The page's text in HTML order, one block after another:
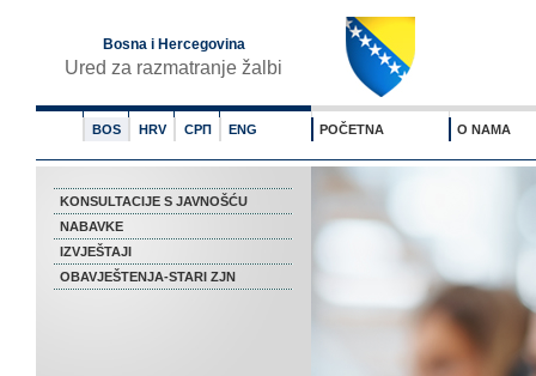
Bosna i Hercegovina
Ured za razmatranje žalbi
BOS HRV СРП ENG POČETNA O NAMA
KONSULTACIJE S JAVNOŠĆU
NABAVKE
IZVJEŠTAJI
OBAVJEŠTENJA-STARI ZJN